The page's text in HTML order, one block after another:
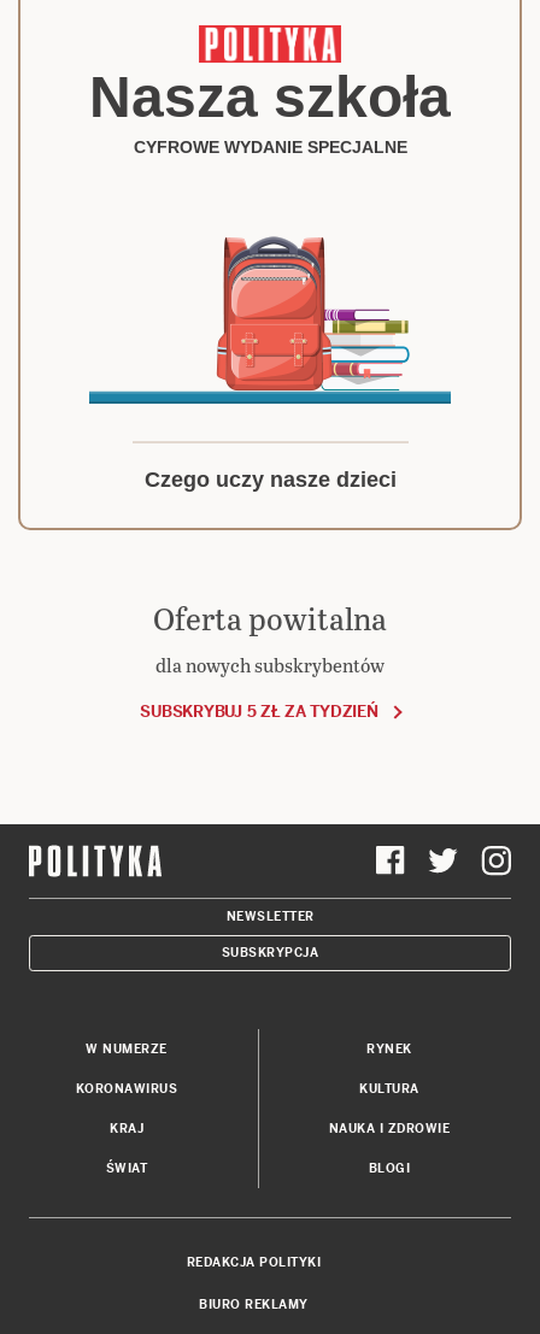
Nasza szkoła
CYFROWE WYDANIE SPECJALNE
Czego uczy nasze dzieci
Oferta powitalna
dla nowych subskrybentów
SUBSKRYBUJ 5 ZŁ ZA TYDZIEŃ
NEWSLETTER
SUBSKRYPCJA
W NUMERZE
KORONAWIRUS
KRAJ
ŚWIAT
RYNEK
KULTURA
NAUKA I ZDROWIE
BLOGI
REDAKCJA POLITYKI
BIURO REKLAMY